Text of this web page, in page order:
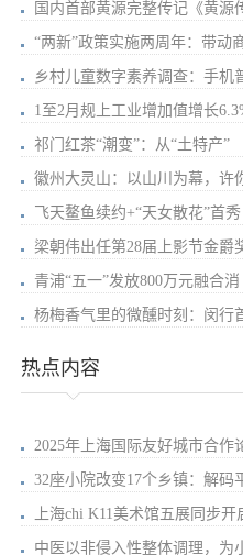
国内首部黄源完整传记《黄源
“两新”政策实施两周年：带动
乡村儿童数字素养调查：手机
1至2月规上工业增加值增长
祁门红茶“潮变”：从“土特产”
徽州大灵山：以山川为幕，许
飞天鳌鱼续约+“天女散花”首秀
梁朝伟出任第28届上影节金爵
青浦“五一”发放800万元融合消
杨梅香气里的微醺时刻：闵行
热点内容
2025年上海国际友好城市合作
32座小院改变17个乡镇：解码
上海chi K11美术馆五展同步开
中医以非侵入性整体调理，为